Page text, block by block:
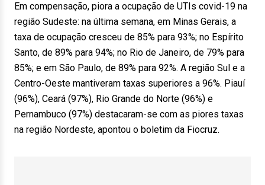
Em compensação, piora a ocupação de UTIs covid-19 na
região Sudeste: na última semana, em Minas Gerais, a
taxa de ocupação cresceu de 85% para 93%; no Espírito
Santo, de 89% para 94%; no Rio de Janeiro, de 79% para
85%; e em São Paulo, de 89% para 92%. A região Sul e a
Centro-Oeste mantiveram taxas superiores a 96%. Piauí
(96%), Ceará (97%), Rio Grande do Norte (96%) e
Pernambuco (97%) destacaram-se com as piores taxas
na região Nordeste, apontou o boletim da Fiocruz.